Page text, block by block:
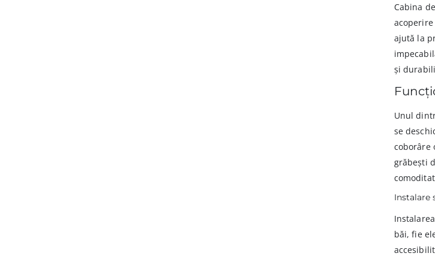
Cabina
acoperire
ajută la
și
Unul
se
coborâre
grăbești
Instalare
băi, fie